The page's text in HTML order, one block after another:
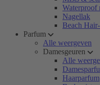
Waterproof
Nagellak
Beach
Parfum
Alle weergeven
Damesgeuren
Alle
Haarparfum